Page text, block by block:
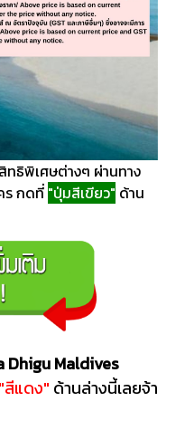
ทธิพิเศษต่างๆ ผ่านทาง
ร กดที่ "ปุ่มสีเขียว" ด้าน
Dhigu Maldives
"สีแดง" ด้านล่างนี้เลยจ้า